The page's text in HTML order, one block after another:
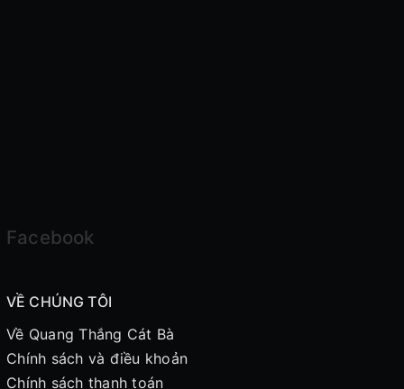
Facebook
VỀ CHÚNG TÔI
Về Quang Thắng Cát Bà
Chính sách và điều khoản
Chính sách thanh toán